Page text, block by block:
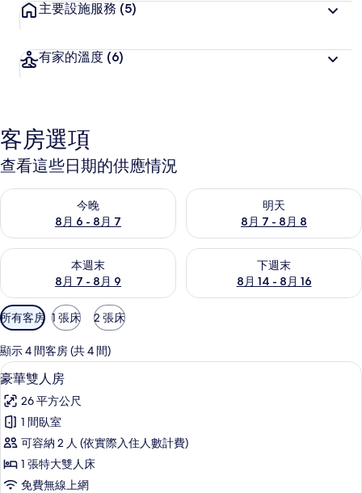
主要設施服務 (5)
有家的溫度 (6)
客房選項
查看這些日期的供應情況
今晚
8月 6 - 8月 7
查看今晚 (8月 6 - 8月 7) 的供應情況
明天
8月 7 - 8月 8
查看明天 (8月 7 - 8月 8) 的供
本週末
8月 7 - 8月 9
查看本週末 (8月 7 - 8月 9) 的供應情況
下週末
8月 14 - 8月 16
查看下週末 (8月 14 - 8月 16)
可
用
的
客
房
篩
選
條
所有客房 1 張床 2 張床
顯示 4 間客房 (共 4 間)
顯
示
豪
華
雙
人
豪華雙人房 | 高級寢具、羽絨被、筆
5
豪華雙人房
26 平方公尺
1 間臥室
可容納 2 人 (依實際入住人數計費)
1 張特大雙人床
免費無線上網